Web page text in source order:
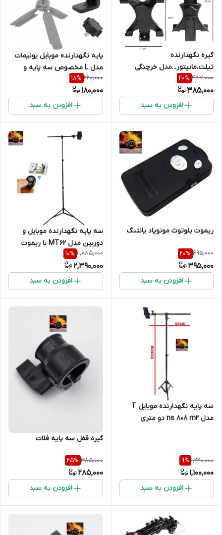
گیره نگهدارنده
تبلت،مانیتور...مدل خرچنگی
487,000
20%
385,000
افزودن به سبد
پایه نگهدارنده موبایل یونیمات
مدل L مخصوص سه پایه و
مونوپاد
220,000
18%
180,000
افزودن به سبد
ریموت بلوتوث مونوپاد یانتنگ
495,000
20%
395,000
افزودن به سبد
سه پایه نگهدارنده موبایل و
دوربین مدل MT62 با ریموت
بلوتوثی
2,685,000
10%
2,390,000
افزودن به سبد
سه پایه نگهدارنده موبایل T
مدل ns 808 m2 دو متری
1,220,000
9%
1,100,000
افزودن به سبد
گیره قفل سه پایه فلات
385,000
25%
285,000
افزودن به سبد